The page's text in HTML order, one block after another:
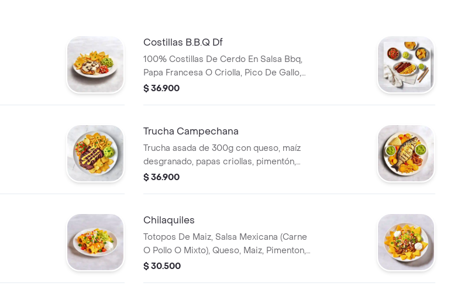
Costillas B.B.Q Df
100% Costillas De Cerdo En Salsa Bbq,
Papa Francesa O Criolla, Pico De Gallo,
Totopos Horneados Y Guacamole
$ 36.900
Trucha Campechana
Trucha asada de 300g con queso, maíz
desgranado, papas criollas, pimentón,
chicharrón, salsa y guacamole.
$ 36.900
Chilaquiles
Totopos De Maiz, Salsa Mexicana (Carne
O Pollo O Mixto), Queso, Maiz, Pimenton,
Lechuga, Cebolla, Guacamole Y Crema
$ 30.500